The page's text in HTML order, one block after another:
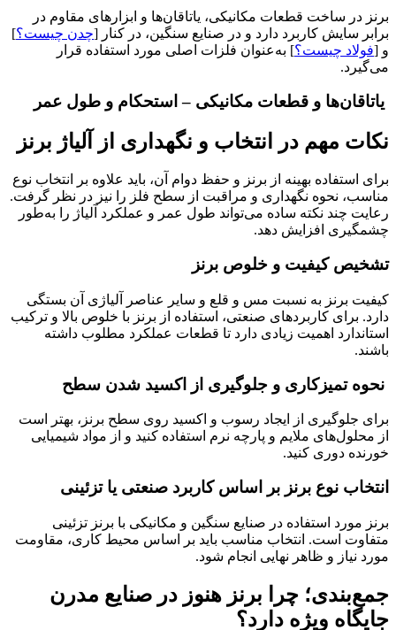
برنز در ساخت قطعات مکانیکی، یاتاقان‌ها و ابزارهای مقاوم در
برابر سایش کاربرد دارد و در صنایع سنگین، در کنار [چدن چیست؟]
و [فولاد چیست؟] به‌عنوان فلزات اصلی مورد استفاده قرار
می‌گیرد.
یاتاقان‌ها و قطعات مکانیکی – استحکام و طول عمر
نکات مهم در انتخاب و نگهداری از آلیاژ برنز
برای استفاده بهینه از برنز و حفظ دوام آن، باید علاوه بر انتخاب نوع
مناسب، نحوه نگهداری و مراقبت از سطح فلز را نیز در نظر گرفت.
رعایت چند نکته ساده می‌تواند طول عمر و عملکرد آلیاژ را به‌طور
چشمگیری افزایش دهد.
تشخیص کیفیت و خلوص برنز
کیفیت برنز به نسبت مس و قلع و سایر عناصر آلیاژی آن بستگی
دارد. برای کاربردهای صنعتی، استفاده از برنز با خلوص بالا و ترکیب
استاندارد اهمیت زیادی دارد تا قطعات عملکرد مطلوب داشته
باشند.
نحوه تمیزکاری و جلوگیری از اکسید شدن سطح
برای جلوگیری از ایجاد رسوب و اکسید روی سطح برنز، بهتر است
از محلول‌های ملایم و پارچه نرم استفاده کنید و از مواد شیمیایی
خورنده دوری کنید.
انتخاب نوع برنز بر اساس کاربرد صنعتی یا تزئینی
برنز مورد استفاده در صنایع سنگین و مکانیکی با برنز تزئینی
متفاوت است. انتخاب مناسب باید بر اساس محیط کاری، مقاومت
مورد نیاز و ظاهر نهایی انجام شود.
جمع‌بندی؛ چرا برنز هنوز در صنایع مدرن
جایگاه ویژه دارد؟